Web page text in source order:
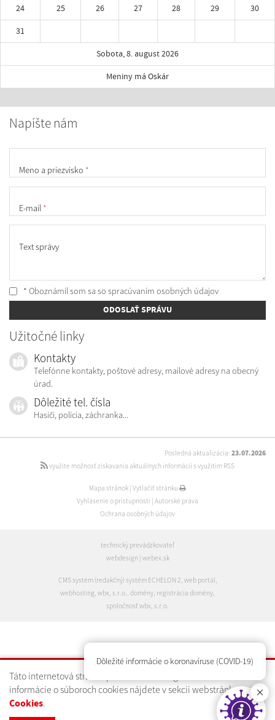
Táto internetová stránka používa technológiu cookies. Bližšie
informácie o súboroch cookies nájdete v sekcii webstránky
Cookies.
24
25 26 27 28 29
30
31
Sobota, 8. august 2026
Meniny má Oskár
Napíšte nám
Meno a priezvisko *
E-mail *
Text správy
* Oboznámil som sa so spracúvaním osobných údajov
ODOSLAŤ SPRÁVU
Užitočné linky
Kontakty
Telefónne kontakty, poštové adresy, mailové adresy na obecný
úrad.
Dôležité tel. čísla
Hasiči, polícia, záchranka...
Posledná aktualizácia: 23.07.2026
využite možnosť získavania aktuálnych informácií s využitím RSS
Mapa stránok | Vytlačiť stránku
Vyhlásenie o prístupnosti | Autorské práva
Ochrana osobných údajov
technický prevádzkovateľ
webdesign | webex.sk
CMS systém (redakčný) systém ECHELON 2 web portál
webhosting wbx, s.r.o. domény registrácia domény
spoločnosť wbx, s.r.o.
Dôležité informácie o koronavíruse (COVID-19)